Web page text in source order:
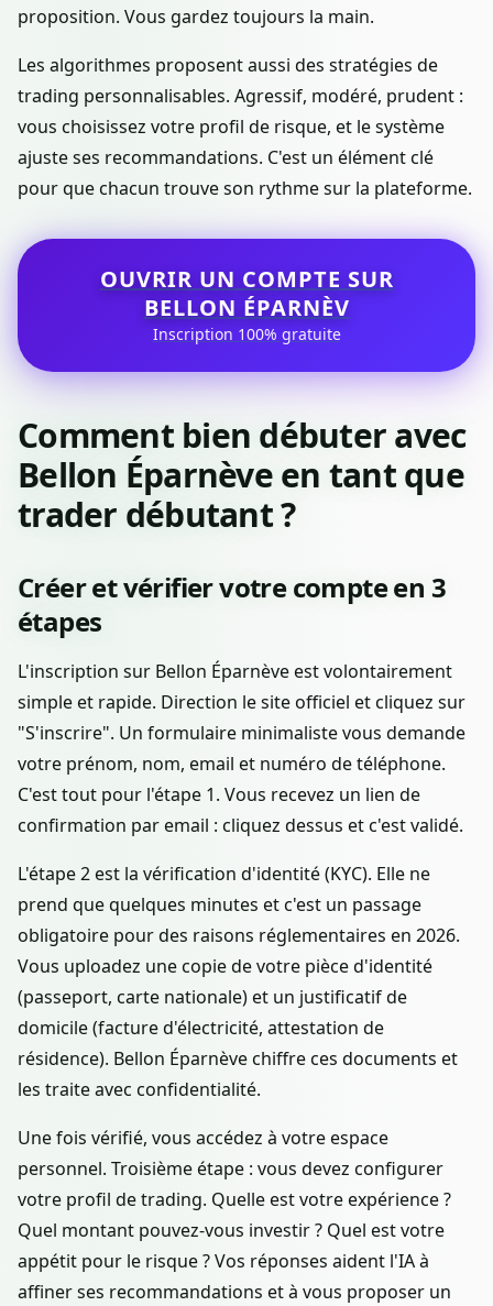
proposition. Vous gardez toujours la main.
Les algorithmes proposent aussi des stratégies de
trading personnalisables. Agressif, modéré, prudent :
vous choisissez votre profil de risque, et le système
ajuste ses recommandations. C'est un élément clé
pour que chacun trouve son rythme sur la plateforme.
OUVRIR UN COMPTE SUR
BELLON ÉPARNÈV
Inscription 100% gratuite
Comment bien débuter avec
Bellon Éparnève en tant que
trader débutant ?
Créer et vérifier votre compte en 3
étapes
L'inscription sur Bellon Éparnève est volontairement
simple et rapide. Direction le site officiel et cliquez sur
"S'inscrire". Un formulaire minimaliste vous demande
votre prénom, nom, email et numéro de téléphone.
C'est tout pour l'étape 1. Vous recevez un lien de
confirmation par email : cliquez dessus et c'est validé.
L'étape 2 est la vérification d'identité (KYC). Elle ne
prend que quelques minutes et c'est un passage
obligatoire pour des raisons réglementaires en 2026.
Vous uploadez une copie de votre pièce d'identité
(passeport, carte nationale) et un justificatif de
domicile (facture d'électricité, attestation de
résidence). Bellon Éparnève chiffre ces documents et
les traite avec confidentialité.
Une fois vérifié, vous accédez à votre espace
personnel. Troisième étape : vous devez configurer
votre profil de trading. Quelle est votre expérience ?
Quel montant pouvez-vous investir ? Quel est votre
appétit pour le risque ? Vos réponses aident l'IA à
affiner ses recommandations et à vous proposer un